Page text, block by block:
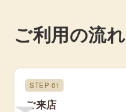
ご利用の流れ
STEP 01
ご来店